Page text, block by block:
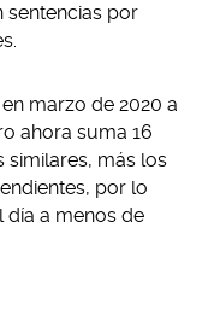
sentencias por
marzo de 2020 a
ahora suma 16
similares, más los
por lo
a menos de